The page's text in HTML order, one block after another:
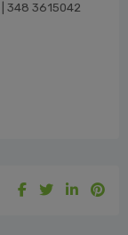
| 348 3615042